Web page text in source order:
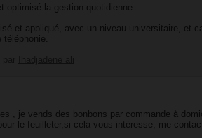
optimisé la gestion quotidienne
et appliqué, avec un niveau universitaire, et
, je vends des bonbons par commande à
le feuilleter,si cela vous intéresse, me